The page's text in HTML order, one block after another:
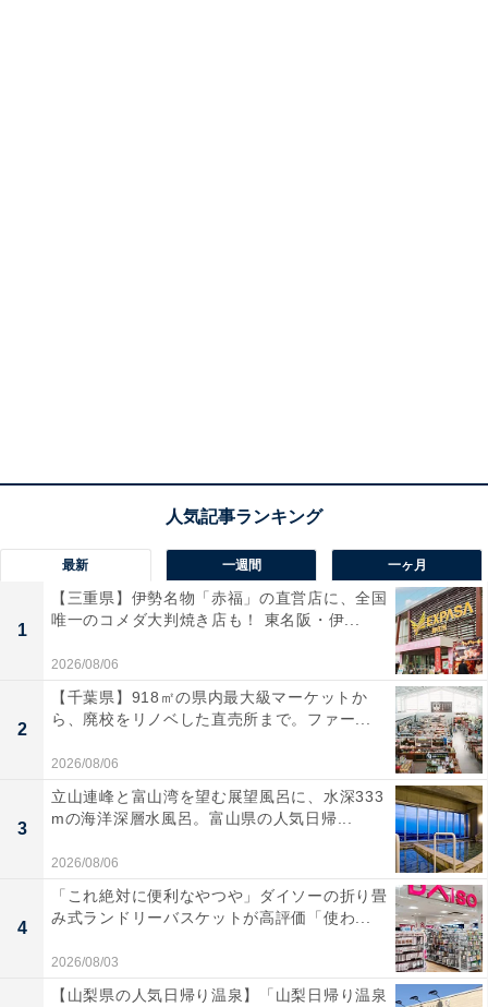
最新 一週間 一ヶ月
1
【三重県】伊勢名物「赤福」の直営店に、全国
唯一のコメダ大判焼き店も！ 東名阪・伊...
2026/08/06
2
【千葉県】918㎡の県内最大級マーケットか
ら、廃校をリノベした直売所まで。ファー...
2026/08/06
3
立山連峰と富山湾を望む展望風呂に、水深333
mの海洋深層水風呂。富山県の人気日帰...
2026/08/06
4
「これ絶対に便利なやつや」ダイソーの折り畳
み式ランドリーバスケットが高評価「使わ...
2026/08/03
【山梨県の人気日帰り温泉】「山梨日帰り温泉